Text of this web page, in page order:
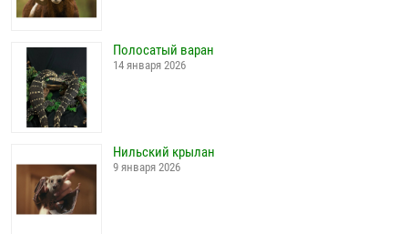
Полосатый варан
14 января 2026
Нильский крылан
9 января 2026